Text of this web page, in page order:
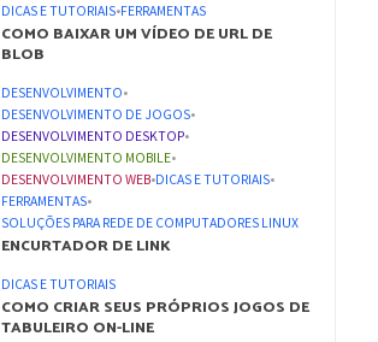
DICAS E TUTORIAIS•FERRAMENTAS
COMO BAIXAR UM VÍDEO DE URL DE
BLOB
DESENVOLVIMENTO•
DESENVOLVIMENTO DE JOGOS•
DESENVOLVIMENTO DESKTOP•
DESENVOLVIMENTO MOBILE•
DESENVOLVIMENTO WEB•DICAS E TUTORIAIS•
FERRAMENTAS•
SOLUÇÕES PARA REDE DE COMPUTADORES LINUX
ENCURTADOR DE LINK
DICAS E TUTORIAIS
COMO CRIAR SEUS PRÓPRIOS JOGOS DE
TABULEIRO ON-LINE